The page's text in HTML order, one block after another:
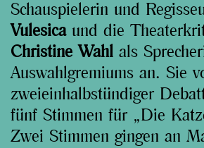
Schauspielerin und
Vulesicaund die
Christine Wahl als
Auswahlgremiums an. Sie
zweieinhalbstündiger
fünf Stimmen für „Die
Zwei Stimmen gingen an